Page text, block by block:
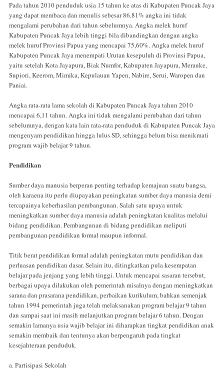
Pada tahun 2010 penduduk usia 15 tahun ke atas di Kabupaten Puncak Jaya
yang dapat membaca dan menulis sebesar 86,81% angka ini tidak
mengalami perubahan dari tahun sebelumnya. Angka melek huruf
Kabupaten Puncak Jaya lebih tinggi bila dibandingkan dengan angka
melek huruf Provinsi Papua yang mencapai 75,60%. Angka melek huruf
Kabupaten Puncak Jaya menempati Urutan kesepuluh di Provinsi Papua,
yaitu setelah Kota Jayapura, Biak Numfor, Kabupaten Jayapura, Merauke,
Supiori, Keerom, Mimika, Kepulauan Yapen, Nabire, Serui, Waropen dan
Paniai.
Angka rata-rata lama sekolah di Kabupaten Puncak Jaya tahun 2010
mencapai 6,11 tahun. Angka ini tidak mengalami perubahan dari tahun
sebelumnya, dengan kata lain rata-rata penduduk di Kabupaten Puncak Jaya
mengenyam pendidikan hingga lulus SD, sehingga belum bisa menikmati
program wajib belajar 9 tahun.
Pendidikan
Sumber daya manusia berperan penting terhadap kemajuan suatu bangsa,
oleh karaena itu perlu diupayakan peningkatan sumber daya manusia demi
tercapainya keberhasilan pembangunan. Salah satu upaya untuk
meningkatkan sumber daya manusia adalah peningkatan kualitas melalui
bidang pendidikan. Pembangunan di bidang pendidikan meliputi
pembangunan pendidikan formal maupun informal.
Titik berat pendidikan formal adalah peningkatan mutu pendidikan dan
perluasan pendidikan dasar. Selain itu, ditingkatkan pula kesempatan
belajar pada jenjang yang lebih tinggi. Untuk mencapai sasaran tersebut,
berbagai upaya dilakukan oleh pemerintah misalnya dengan meningkatkan
sarana dan prasarana pendidikan, perbaikan kurikulum, bahkan semenjak
tahun 1994 pemerintah juga telah melaksanakan program belajar 9 tahun
dan sampai saat ini masih melanjutkan program belajar 6 tahun. Dengan
semakin lamanya usia wajib belajar ini diharapkan tingkat pendidikan anak
semakin membaik dan tentunya akan berpengaruh pada tingkat
kesejahteraan penduduk.
a. Partisipasi Sekolah